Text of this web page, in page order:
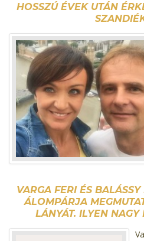
HOSSZÚ ÉVEK UTÁN
VARGA FERI ÉS
ÁLOMPÁRJA
LÁNYÁT. ILYEN